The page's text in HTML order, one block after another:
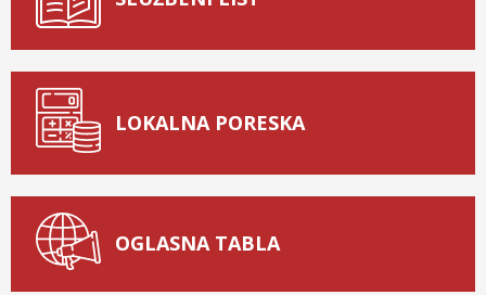
LOKALNA PORESKA
OGLASNA TABLA